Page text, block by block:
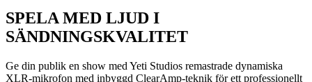
SPELA MED LJUD I
SÄNDNINGSKVALITET
Ge din publik en show med Yeti Studios remastrade dynamiska
XLR-mikrofon med inbyggd ClearAmp-teknik för ett professionellt